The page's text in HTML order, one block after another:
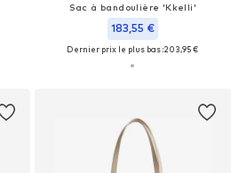
Sac à bandoulière 'Kkelli'
183,55 €
Dernier prix le plus bas :203,95 €